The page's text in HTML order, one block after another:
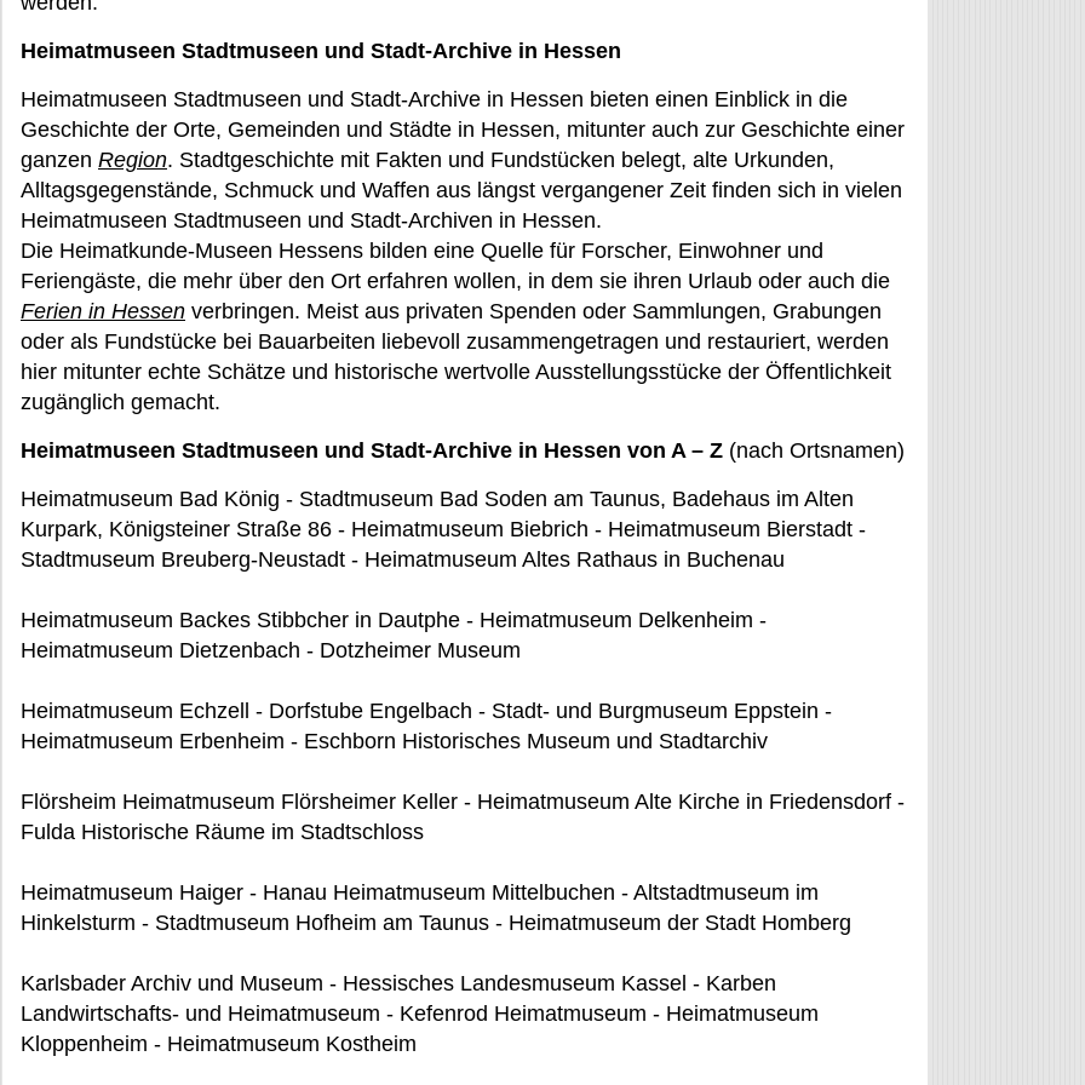
Heimatmuseen Stadtmuseen und Stadt-Archive in Hessen
Heimatmuseen Stadtmuseen und Stadt-Archive in Hessen bieten einen Einblick in die
Geschichte der Orte, Gemeinden und Städte in Hessen, mitunter auch zur Geschichte einer
ganzen Region. Stadtgeschichte mit Fakten und Fundstücken belegt, alte Urkunden,
Alltagsgegenstände, Schmuck und Waffen aus längst vergangener Zeit finden sich in vielen
Heimatmuseen Stadtmuseen und Stadt-Archiven in Hessen.
Die Heimatkunde-Museen Hessens bilden eine Quelle für Forscher, Einwohner und
Feriengäste, die mehr über den Ort erfahren wollen, in dem sie ihren Urlaub oder auch die
Ferien in Hessen verbringen. Meist aus privaten Spenden oder Sammlungen, Grabungen
oder als Fundstücke bei Bauarbeiten liebevoll zusammengetragen und restauriert, werden
hier mitunter echte Schätze und historische wertvolle Ausstellungsstücke der Öffentlichkeit
zugänglich gemacht.
Heimatmuseen Stadtmuseen und Stadt-Archive in Hessen von A – Z (nach Ortsnamen)
Heimatmuseum Bad König - Stadtmuseum Bad Soden am Taunus, Badehaus im Alten
Kurpark, Königsteiner Straße 86 - Heimatmuseum Biebrich - Heimatmuseum Bierstadt -
Stadtmuseum Breuberg-Neustadt - Heimatmuseum Altes Rathaus in Buchenau
Heimatmuseum Backes Stibbcher in Dautphe - Heimatmuseum Delkenheim -
Heimatmuseum Dietzenbach - Dotzheimer Museum
Heimatmuseum Echzell - Dorfstube Engelbach - Stadt- und Burgmuseum Eppstein -
Heimatmuseum Erbenheim - Eschborn Historisches Museum und Stadtarchiv
Flörsheim Heimatmuseum Flörsheimer Keller - Heimatmuseum Alte Kirche in Friedensdorf -
Fulda Historische Räume im Stadtschloss
Heimatmuseum Haiger - Hanau Heimatmuseum Mittelbuchen - Altstadtmuseum im
Hinkelsturm - Stadtmuseum Hofheim am Taunus - Heimatmuseum der Stadt Homberg
Karlsbader Archiv und Museum - Hessisches Landesmuseum Kassel - Karben
Landwirtschafts- und Heimatmuseum - Kefenrod Heimatmuseum - Heimatmuseum
Kloppenheim - Heimatmuseum Kostheim